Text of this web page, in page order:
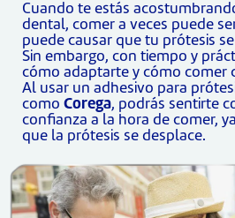
Cuando te estás
dental, comer a veces puede
puede causar que tu prótesis
Sin embargo, con tiempo y
cómo adaptarte y cómo comer
Al usar un adhesivo para
como Corega, podrás sentirte
confianza a la hora de comer,
que la prótesis se desplace.